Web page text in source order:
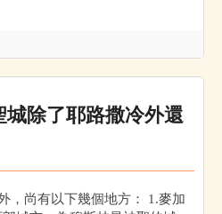
除了耶路撒冷外還
，尚有以下幾個地方： 1.麥加